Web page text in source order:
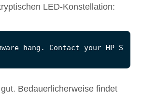
LED-Konstellation:
Bedauerlicherweise findet